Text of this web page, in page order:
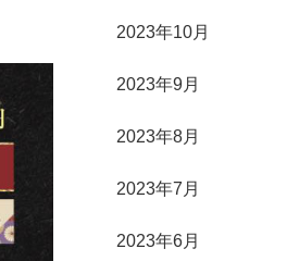
2023年10月
2023年9月
2023年8月
2023年7月
2023年6月